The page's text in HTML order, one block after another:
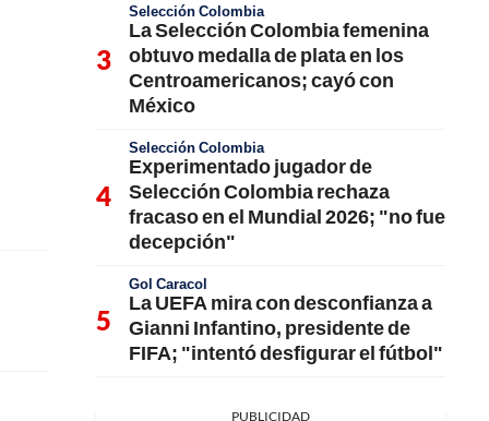
Selección Colombia
La Selección Colombia femenina
obtuvo medalla de plata en los
Centroamericanos; cayó con
México
Selección Colombia
Experimentado jugador de
Selección Colombia rechaza
fracaso en el Mundial 2026; "no fue
decepción"
Gol Caracol
La UEFA mira con desconfianza a
Gianni Infantino, presidente de
FIFA; "intentó desfigurar el fútbol"
PUBLICIDAD